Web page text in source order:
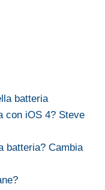
batteria
con iOS 4? Steve
batteria? Cambia